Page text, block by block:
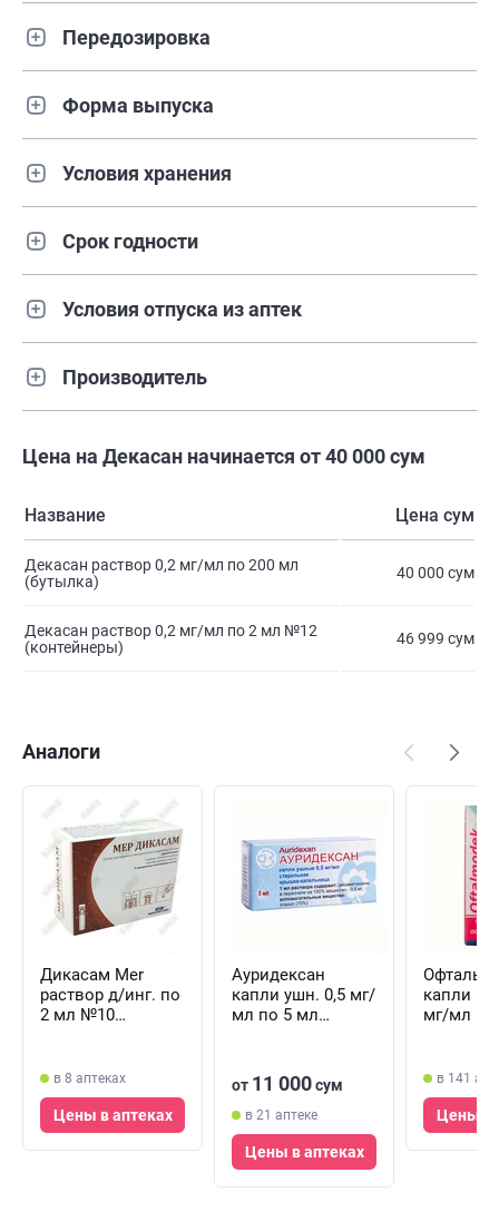
Передозировка
Форма выпуска
Условия хранения
Срок годности
Условия отпуска из аптек
Производитель
Цена на Декасан начинается от 40 000 сум
Название Цена сум
Декасан раствор 0,2 мг/мл по 200 мл
(бутылка)
40 000 сум
Декасан раствор 0,2 мг/мл по 2 мл №12
(контейнеры)
46 999 сум
Аналоги
Дикасам Mer
раствор д/инг. по
2 мл №10
в 8 аптеках
Цены в аптеках
Ауридексан
капли ушн. 0,5 мг/
мл по 5 мл
от 11 000сум
в 21 аптеке
Цены в аптеках
капли
мг/мл
в 141
Цены в